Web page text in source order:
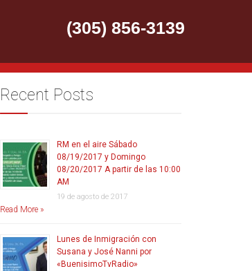
(305) 856-3139
Recent Posts
RM en el aire Sábado
08/19/2017 y Domingo
08/20/2017 A partir de las 10:00
AM
19 de agosto de 2017
Read More »
Lunes de Inmigración con
Susana y José Nanni por
«BuenisimoTvRadio»